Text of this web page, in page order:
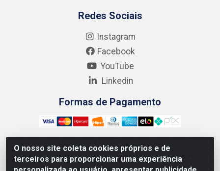
O nosso site coleta cookies próprios e de
terceiros para proporcionar uma experiência
Redes Sociais
Instagram
Facebook
YouTube
Linkedin
Formas de Pagamento
Kgmlan Distribuidora LTDA - CNPJ 18.217.682/0001-54 -